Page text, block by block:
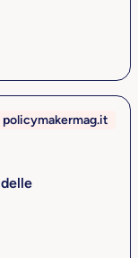
policymakermag.it